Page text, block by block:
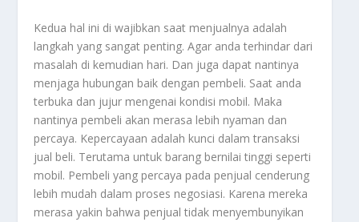
Kedua hal ini di wajibkan saat menjualnya adalah
langkah yang sangat penting. Agar anda terhindar dari
masalah di kemudian hari. Dan juga dapat nantinya
menjaga hubungan baik dengan pembeli. Saat anda
terbuka dan jujur mengenai kondisi mobil. Maka
nantinya pembeli akan merasa lebih nyaman dan
percaya. Kepercayaan adalah kunci dalam transaksi
jual beli. Terutama untuk barang bernilai tinggi seperti
mobil. Pembeli yang percaya pada penjual cenderung
lebih mudah dalam proses negosiasi. Karena mereka
merasa yakin bahwa penjual tidak menyembunyikan